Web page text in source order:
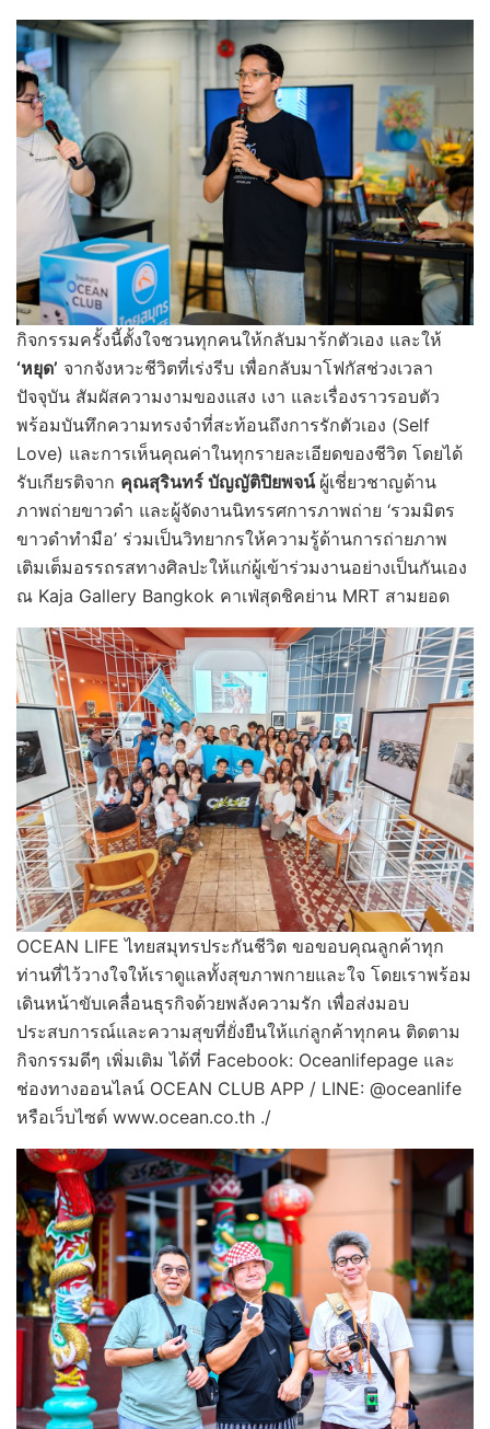
กิจกรรมครั้งนี้ตั้งใจชวนทุกคนให้กลับมาร้กตัวเอง และให้
‘หยุด’ จากจังหวะชีวิตที่เร่งรีบ เพื่อกลับมาโฟกัสช่วงเวลา
ปัจจุบัน สัมผัสความงามของแสง เงา และเรื่องราวรอบตัว
พร้อมบันทึกความทรงจำที่สะท้อนถึงการรักตัวเอง (Self
Love) และการเห็นคุณค่าในทุกรายละเอียดของชีวิต โดยได้
รับเกียรติจาก คุณสุรินทร์ บัญญัติปิยพจน์ ผู้เชี่ยวชาญด้าน
ภาพถ่ายขาวดำ และผู้จัดงานนิทรรศการภาพถ่าย ‘รวมมิตร
ขาวดำทำมือ’ ร่วมเป็นวิทยากรให้ความรู้ด้านการถ่ายภาพ
เติมเต็มอรรถรสทางศิลปะให้แก่ผู้เข้าร่วมงานอย่างเป็นกันเอง
ณ Kaja Gallery Bangkok คาเฟ่สุดชิคย่าน MRT สามยอด
OCEAN LIFE ไทยสมุทรประกันชีวิต ขอขอบคุณลูกค้าทุก
ท่านที่ไว้วางใจให้เราดูแลทั้งสุขภาพกายและใจ โดยเราพร้อม
เดินหน้าขับเคลื่อนธุรกิจด้วยพลังความรัก เพื่อส่งมอบ
ประสบการณ์และความสุขที่ยั่งยืนให้แก่ลูกค้าทุกคน ติดตาม
กิจกรรมดีๆ เพิ่มเติม ได้ที่ Facebook: Oceanlifepage และ
ช่องทางออนไลน์ OCEAN CLUB APP / LINE: @oceanlife
หรือเว็บไซต์ www.ocean.co.th ./